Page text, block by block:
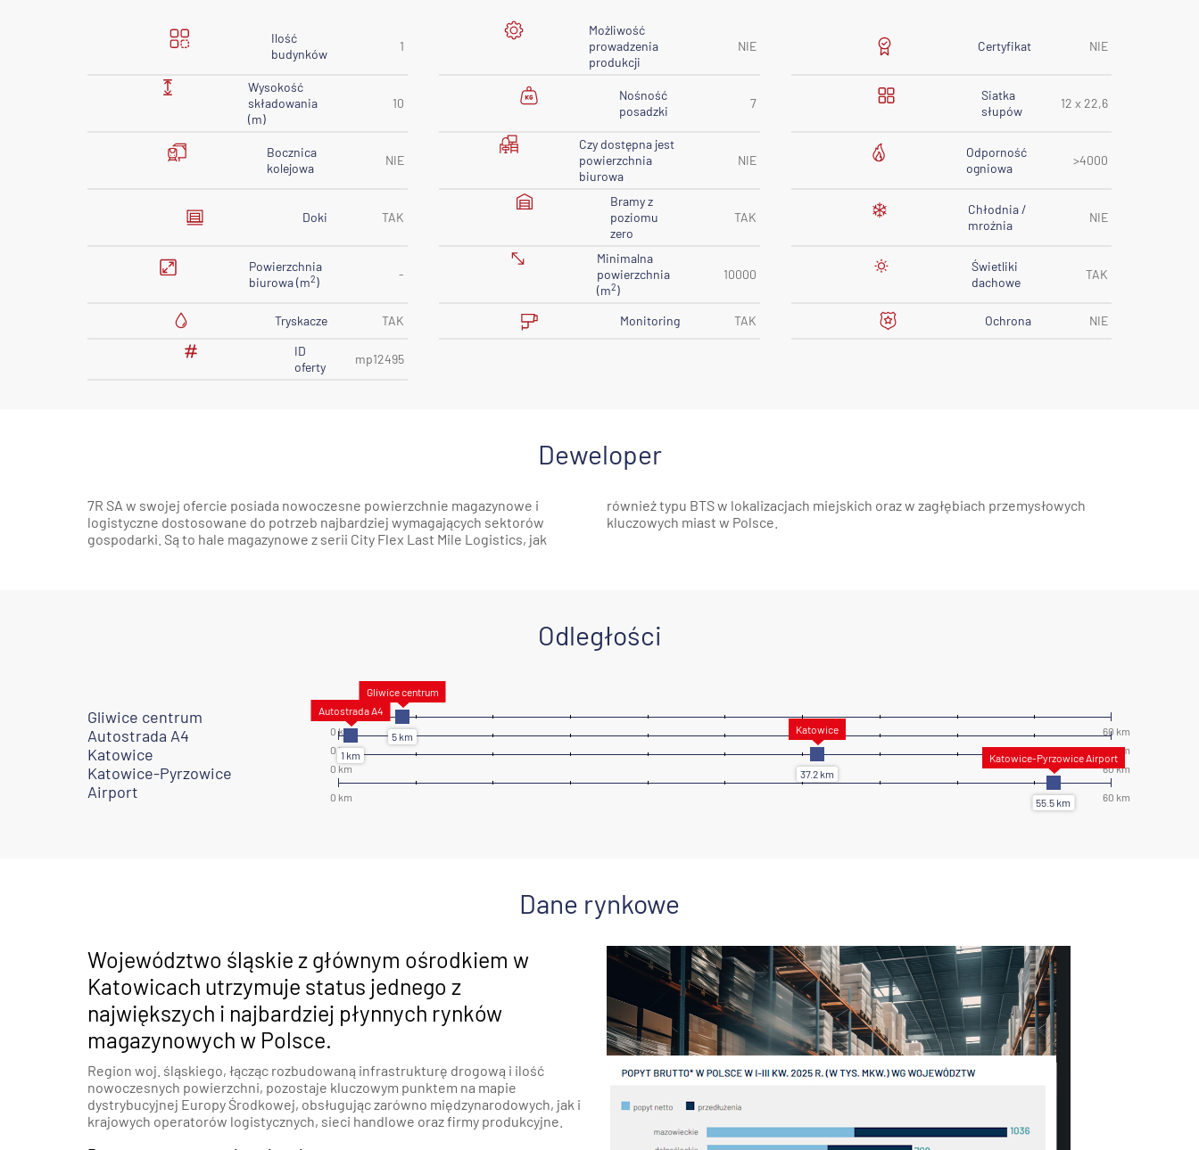
Ilość
budynków
1
Możliwość
prowadzenia
produkcji
NIE Certyfikat NIE
Wysokość
składowania
(m)
10
Nośność
posadzki
7
Siatka
słupów
12 x 22,6
Bocznica
kolejowa
NIE
Czy dostępna jest
powierzchnia
biurowa
NIE
Odporność
ogniowa
>4000
Doki TAK
Bramy z
poziomu
zero
TAK
Chłodnia /
mroźnia
NIE
Powierzchnia
biurowa (m2)
-
Minimalna
powierzchnia
(m2)
10000
Świetliki
dachowe
TAK
Tryskacze TAK Monitoring TAK Ochrona
NIE
ID
oferty
mp12495
Deweloper
7R SA w swojej ofercie posiada nowoczesne powierzchnie magazynowe i
logistyczne dostosowane do potrzeb najbardziej wymagających sektorów
gospodarki. Są to hale magazynowe z serii City Flex Last Mile Logistics, jak
również typu BTS w lokalizacjach miejskich oraz w zagłębiach przemysłowych
kluczowych miast w Polsce.
Odległości
Gliwice centrum
Autostrada A4
Katowice
Katowice-Pyrzowice
Airport
Dane rynkowe
Województwo śląskie z głównym ośrodkiem w
Katowicach utrzymuje status jednego z
największych i najbardziej płynnych rynków
magazynowych w Polsce.
Region woj. śląskiego, łącząc rozbudowaną infrastrukturę drogową i ilość
nowoczesnych powierzchni, pozostaje kluczowym punktem na mapie
dystrybucyjnej Europy Środkowej, obsługując zarówno międzynarodowych, jak i
krajowych operatorów logistycznych, sieci handlowe oraz firmy produkcyjne.